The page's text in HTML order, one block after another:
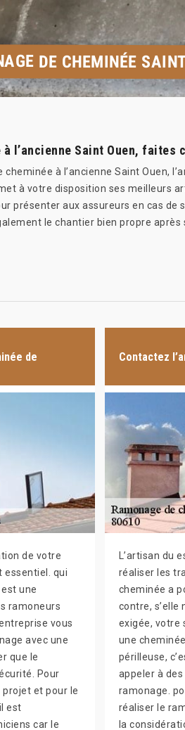
DE CHEMINÉE
à l’ancienne Saint Ouen, faites
cheminée à l’ancienne Saint Ouen,
à votre disposition ses meilleurs
présenter aux assureurs en cas de
le chantier bien propre après
de
de votre
essentiel. qui
une
ramoneurs
vous
avec une
que le
Pour
et pour le
est
car le
Contactez
L’artisan du
réaliser les
cheminée a
contre, s’elle
exigée, votre
une
périlleuse,
appeler à
ramonage.
réaliser le
la